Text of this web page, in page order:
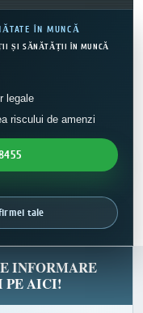
ÎN MUNCĂ
ȘI SĂNĂTĂȚII ÎN MUNCĂ
legale
riscului de amenzi
tale
INFORMARE
PE AICI!